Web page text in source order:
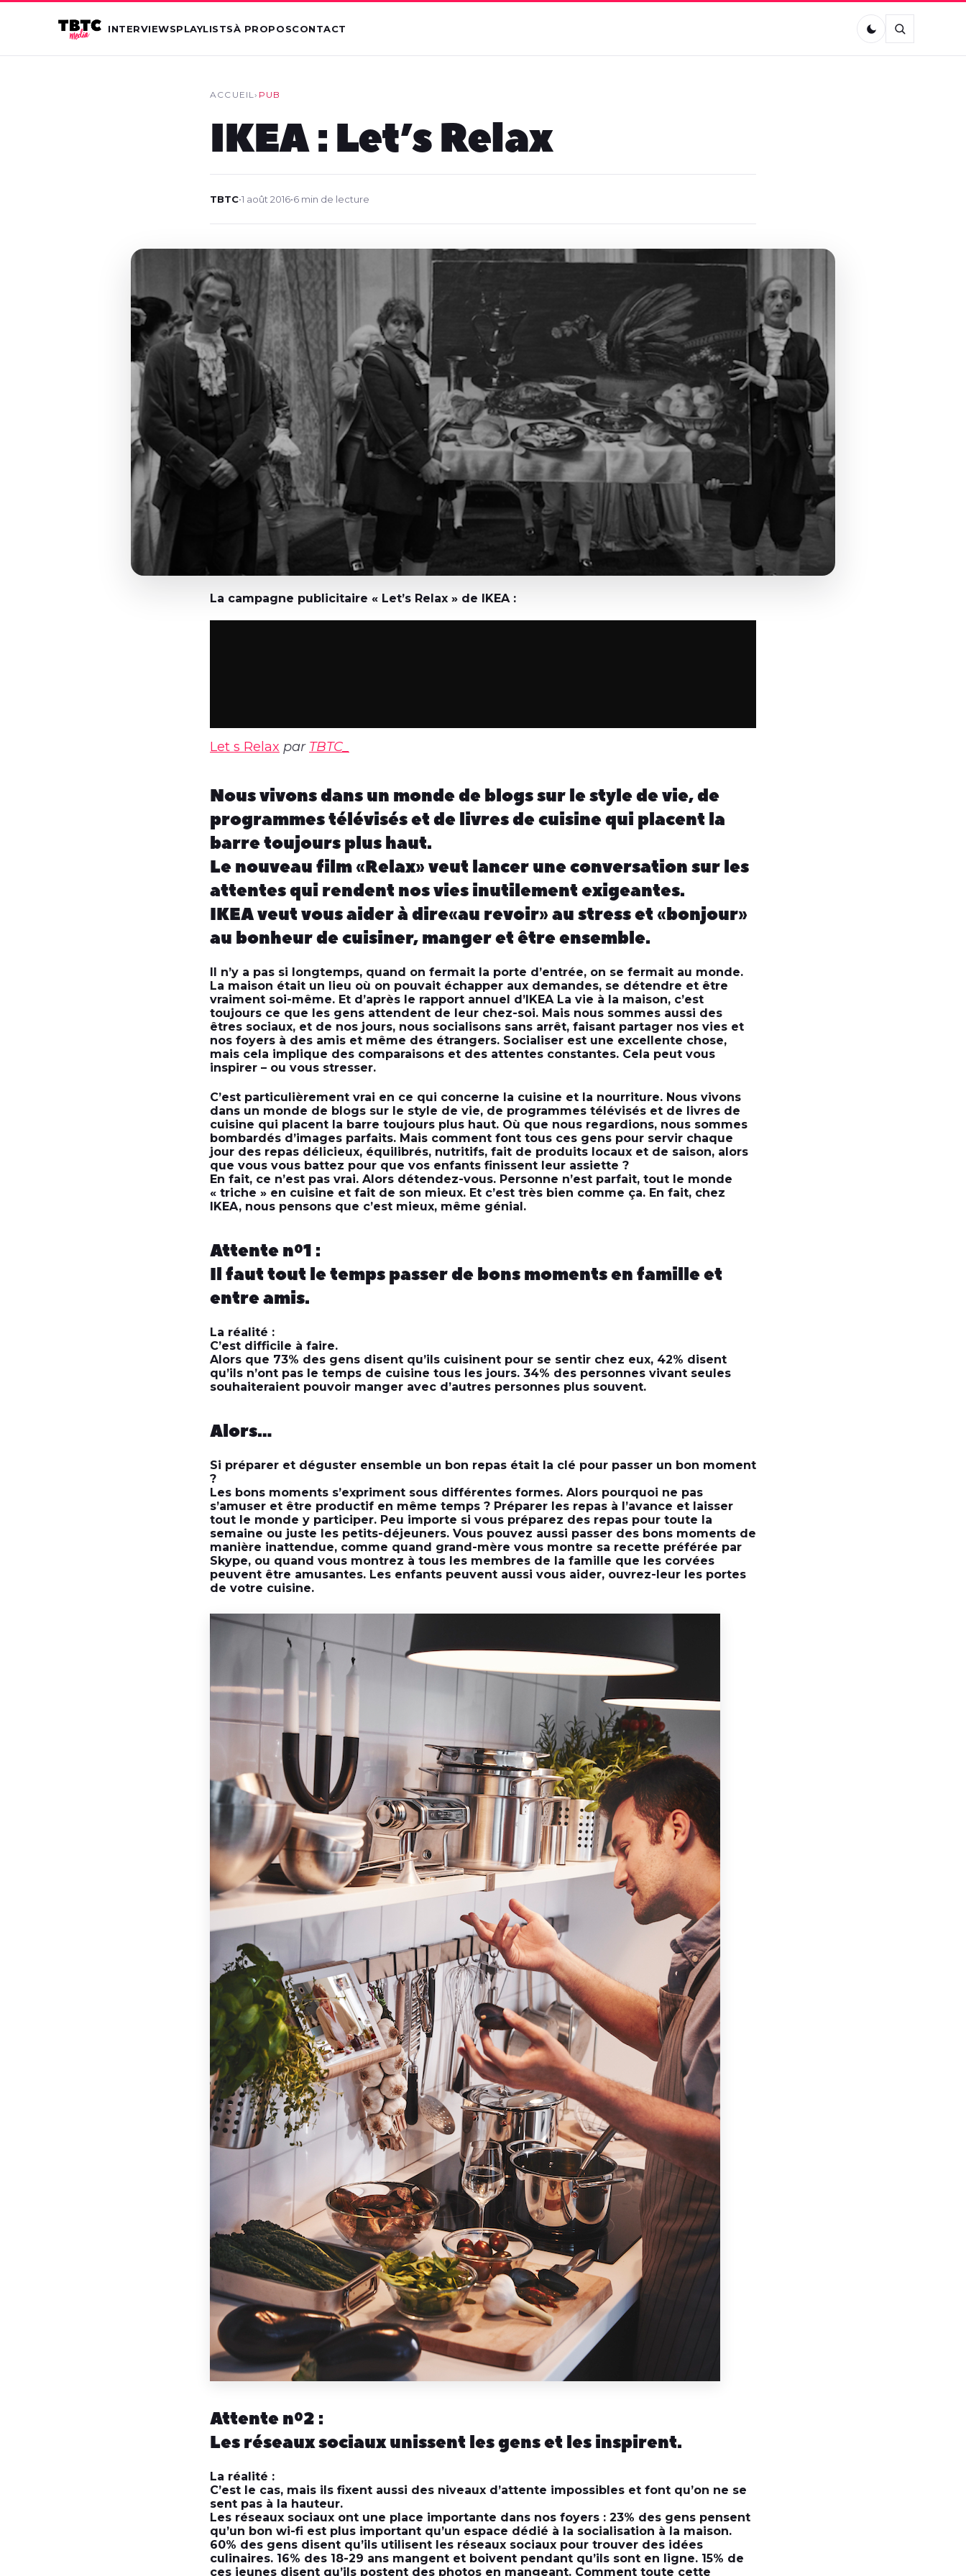
INTERVIEWSPLAYLISTSÀ PROPOSCONTACT
ACCUEIL› PUB
IKEA : Let’s Relax
TBTC•1 août 2016•6 min de lecture
La campagne publicitaire « Let’s Relax » de IKEA :
Let s Relax par TBTC_
Nous vivons dans un monde de blogs sur le style de vie, de
programmes télévisés et de livres de cuisine qui placent la
barre toujours plus haut.
Le nouveau film « Relax » veut lancer une conversation sur les
attentes qui rendent nos vies inutilement exigeantes.
IKEA veut vous aider à dire « au revoir » au stress et « bonjour »
au bonheur de cuisiner, manger et être ensemble.
Il n’y a pas si longtemps, quand on fermait la porte d’entrée, on se fermait au monde.
La maison était un lieu où on pouvait échapper aux demandes, se détendre et être
vraiment soi-même. Et d’après le rapport annuel d’IKEA La vie à la maison, c’est
toujours ce que les gens attendent de leur chez-soi. Mais nous sommes aussi des
êtres sociaux, et de nos jours, nous socialisons sans arrêt, faisant partager nos vies et
nos foyers à des amis et même des étrangers. Socialiser est une excellente chose,
mais cela implique des comparaisons et des attentes constantes. Cela peut vous
inspirer – ou vous stresser.
C’est particulièrement vrai en ce qui concerne la cuisine et la nourriture. Nous vivons
dans un monde de blogs sur le style de vie, de programmes télévisés et de livres de
cuisine qui placent la barre toujours plus haut. Où que nous regardions, nous sommes
bombardés d’images parfaits. Mais comment font tous ces gens pour servir chaque
jour des repas délicieux, équilibrés, nutritifs, fait de produits locaux et de saison, alors
que vous vous battez pour que vos enfants finissent leur assiette ?
En fait, ce n’est pas vrai. Alors détendez-vous. Personne n’est parfait, tout le monde
« triche » en cuisine et fait de son mieux. Et c’est très bien comme ça. En fait, chez
IKEA, nous pensons que c’est mieux, même génial.
Attente nº1 :
Il faut tout le temps passer de bons moments en famille et
entre amis.
La réalité :
C’est difficile à faire.
Alors que 73% des gens disent qu’ils cuisinent pour se sentir chez eux, 42% disent
qu’ils n’ont pas le temps de cuisine tous les jours. 34% des personnes vivant seules
souhaiteraient pouvoir manger avec d’autres personnes plus souvent.
Alors…
Si préparer et déguster ensemble un bon repas était la clé pour passer un bon moment
?
Les bons moments s’expriment sous différentes formes. Alors pourquoi ne pas
s’amuser et être productif en même temps ? Préparer les repas à l’avance et laisser
tout le monde y participer. Peu importe si vous préparez des repas pour toute la
semaine ou juste les petits-déjeuners. Vous pouvez aussi passer des bons moments de
manière inattendue, comme quand grand-mère vous montre sa recette préférée par
Skype, ou quand vous montrez à tous les membres de la famille que les corvées
peuvent être amusantes. Les enfants peuvent aussi vous aider, ouvrez-leur les portes
de votre cuisine.
Attente nº2 :
Les réseaux sociaux unissent les gens et les inspirent.
La réalité :
C’est le cas, mais ils fixent aussi des niveaux d’attente impossibles et font qu’on ne se
sent pas à la hauteur.
Les réseaux sociaux ont une place importante dans nos foyers : 23% des gens pensent
qu’un bon wi-fi est plus important qu’un espace dédié à la socialisation à la maison.
60% des gens disent qu’ils utilisent les réseaux sociaux pour trouver des idées
culinaires. 16% des 18-29 ans mangent et boivent pendant qu’ils sont en ligne. 15% de
ces jeunes disent qu’ils postent des photos en mangeant. Comment toute cette